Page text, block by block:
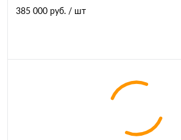
385 000 руб. / шт